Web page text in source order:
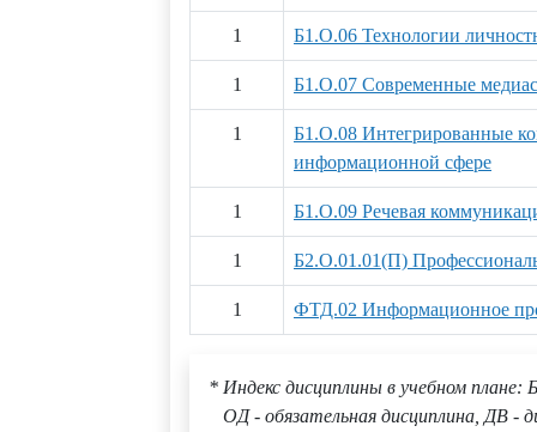
1 Б1.О.06 Технологии
1 Б1.О.07 Современные
1
Б1.О.08 Интегрированные
информационной сфере
1 Б1.О.09 Речевая
1 Б2.О.01.01(П)
1 ФТД.02 Информационное
* Индекс дисциплины в учебном плане:
ОД - обязательная дисциплина, ДВ -